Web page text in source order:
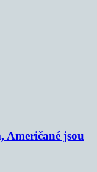
Američané jsou